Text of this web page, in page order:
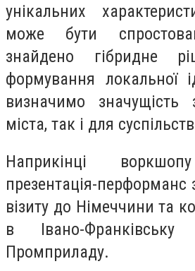
унікальних
може бути
знайдено гібридне
формування локальної
визначимо
міста, так і для
Наприкінці
презентація-перформанс
візиту до Німеччини та
в Івано-
Промприладу.